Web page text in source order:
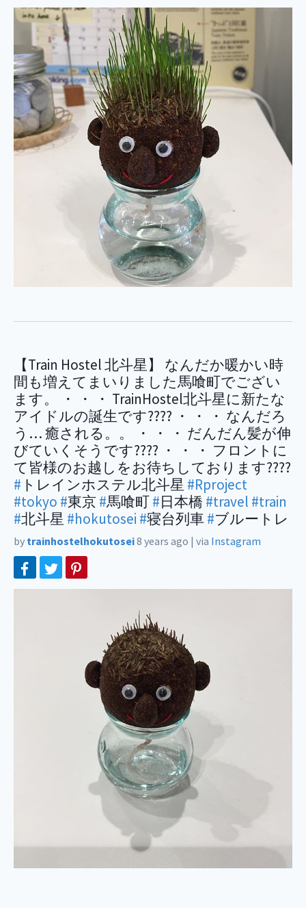
【Train Hostel 北斗星】 なんだか暖かい時
間も増えてまいりました馬喰町でござい
ます。 ・ ・ ・ TrainHostel北斗星に新たな
アイドルの誕生です???? ・ ・ ・ なんだろ
う… 癒される。。 ・ ・ ・ だんだん髪が伸
びていくそうです???? ・ ・ ・ フロントに
て皆様のお越しをお待ちしております????
# トレインホステル北斗星 #Rproject
#tokyo #東京#馬喰町#日本橋 #travel #train
#北斗星 #hokutosei #寝台列車 #ブルートレ
by trainhostelhokutosei8 years ago | via Instagram